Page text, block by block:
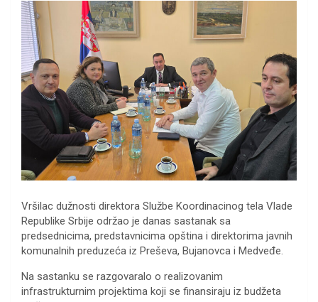
Vršilac dužnosti direktora Službe Koordinacinog tela Vlade
Republike Srbije održao je danas sastanak sa
predsednicima, predstavnicima opština i direktorima javnih
komunalnih preduzeća iz Preševa, Bujanovca i Medveđe.
Na sastanku se razgovaralo o realizovanim
infrastrukturnim projektima koji se finansiraju iz budžeta